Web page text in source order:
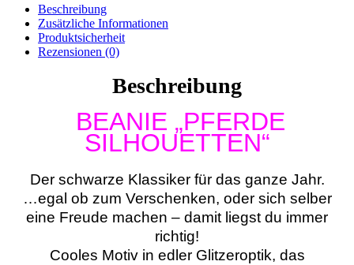
Beschreibung
Zusätzliche Informationen
Produktsicherheit
Rezensionen (0)
Beschreibung
BEANIE „PFERDE
SILHOUETTEN“
Der schwarze Klassiker für das ganze Jahr.
…egal ob zum Verschenken, oder sich selber
eine Freude machen – damit liegst du immer
richtig!
Cooles Motiv in edler Glitzeroptik, das